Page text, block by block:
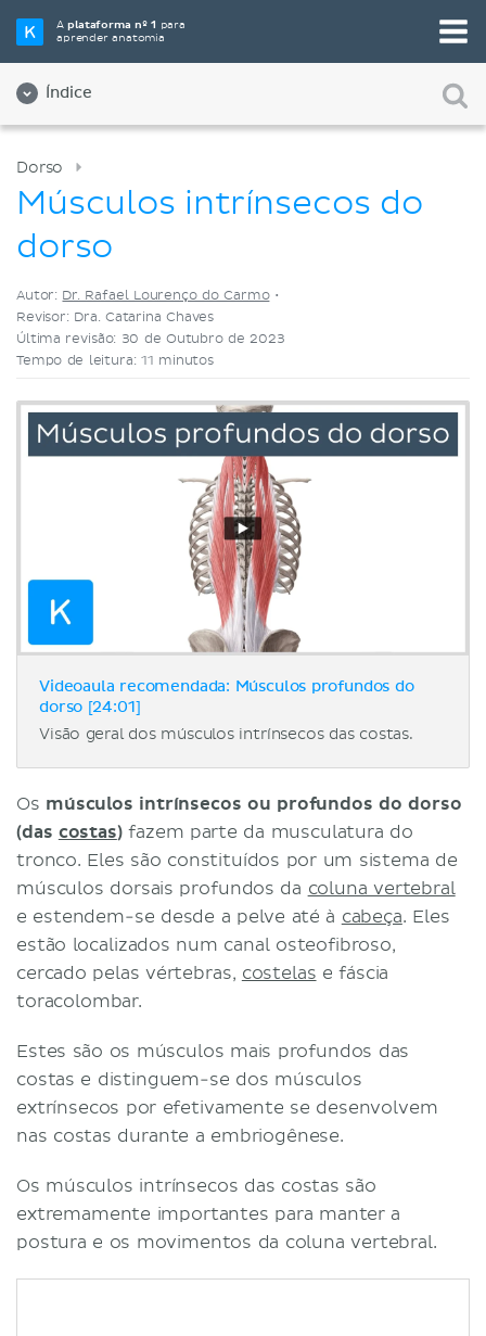
Aplataforma nº 1 para
aprender anatomia
Índice
Selecione a sua ferramenta de estudo favorita
Videoaulas
Dorso
Músculos intrínsecos do
dorso
Autor: Dr. Rafael Lourenço do Carmo•
Revisor: Dra. Catarina Chaves
Última revisão: 30 de Outubro de 2023
Tempo de leitura: 11 minutos
Videoaula recomendada: Músculos profundos do
dorso [24:01]
Visão geral dos músculos intrínsecos das costas.
Os músculos intrínsecos ou profundos do dorso
(das costas)fazem parte da musculatura do
tronco. Eles são constituídos por um sistema de
músculos dorsais profundos da coluna vertebral
e estendem-se desde a pelve até à cabeça. Eles
estão localizados num canal osteofibroso,
cercado pelas vértebras, costelas e fáscia
toracolombar.
Estes são os músculos mais profundos das
costas e distinguem-se dos músculos
extrínsecos por efetivamente se desenvolvem
nas costas durante a embriogênese.
Os músculos intrínsecos das costas são
extremamente importantes para manter a
postura e os movimentos da coluna vertebral.